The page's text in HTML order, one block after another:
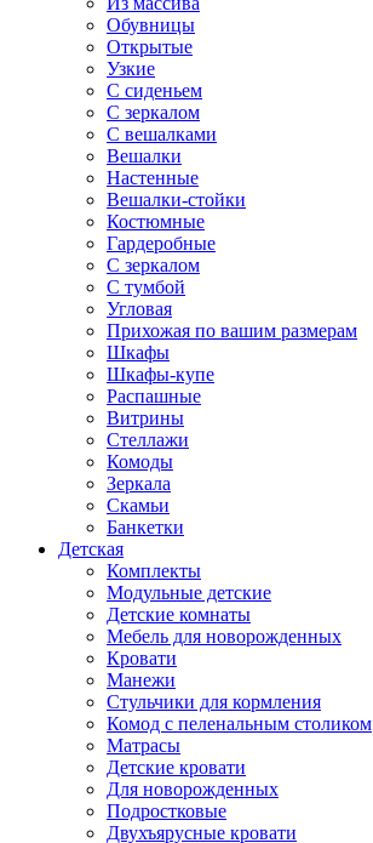
Обувницы
Открытые
Узкие
С сиденьем
С зеркалом
С вешалками
Вешалки
Настенные
Вешалки-стойки
Костюмные
Гардеробные
С зеркалом
С тумбой
Угловая
Прихожая по вашим размерам
Шкафы
Шкафы-купе
Распашные
Витрины
Стеллажи
Комоды
Зеркала
Скамьи
Банкетки
Детская
Комплекты
Модульные детские
Детские комнаты
Мебель для новорожденных
Кровати
Манежи
Стульчики для кормления
Комод с пеленальным столиком
Матрасы
Детские кровати
Для новорожденных
Подростковые
Двухъярусные кровати